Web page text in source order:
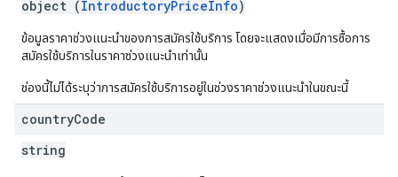
object (IntroductoryPriceInfo)
ข้อมูลราคาช่วงแนะนำของการสมัครใช้บริการ โดยจะแสดงเมื่อมีการซื้อการ
สมัครใช้บริการในราคาช่วงแนะนำเท่านั้น
ช่องนี้ไม่ได้ระบุว่าการสมัครใช้บริการอยู่ในช่วงราคาช่วงแนะนำในขณะนี้
countryCode
string